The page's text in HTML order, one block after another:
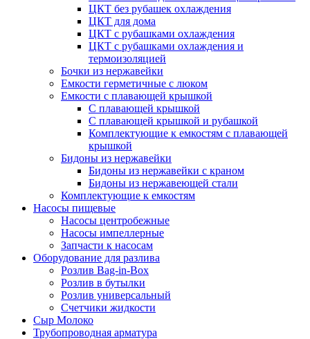
ЦКТ без рубашек охлаждения
ЦКТ для дома
ЦКТ с рубашками охлаждения
ЦКТ с рубашками охлаждения и
термоизоляцией
Бочки из нержавейки
Емкости герметичные с люком
Емкости с плавающей крышкой
С плавающей крышкой
С плавающей крышкой и рубашкой
Комплектующие к емкостям с плавающей
крышкой
Бидоны из нержавейки
Бидоны из нержавейки с краном
Бидоны из нержавеющей стали
Комплектующие к емкостям
Насосы пищевые
Насосы центробежные
Насосы импеллерные
Запчасти к насосам
Оборудование для разлива
Розлив Bag-in-Box
Розлив в бутылки
Розлив универсальный
Счетчики жидкости
Сыр Молоко
Трубопроводная арматура